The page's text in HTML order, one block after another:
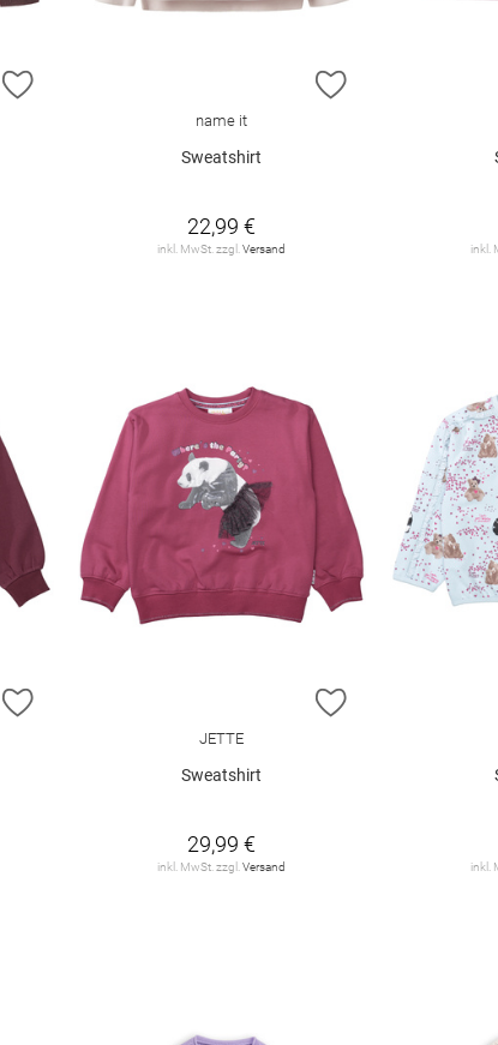
ZUR WUNSCHLISTE HINZUFÜGEN ZUR
name it
Sweatshirt
22,99 €
inkl. MwSt. zzgl.Versand inkl.
ZUR WUNSCHLISTE HINZUFÜGEN ZUR
JETTE
Sweatshirt
29,99 €
inkl. MwSt. zzgl.Versand inkl.